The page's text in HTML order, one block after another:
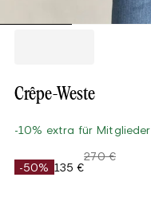
Crêpe-Weste
-10% extra für Mitglieder
-50% 135 €
270 €